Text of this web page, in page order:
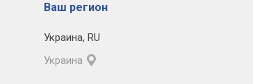
Ваш регион
Украина, RU
Украина